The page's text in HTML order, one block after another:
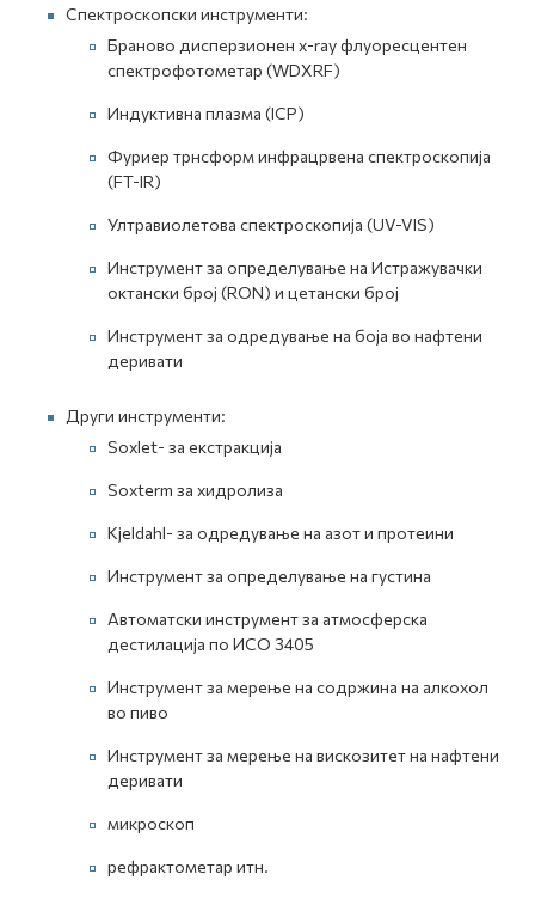
Спектроскопски инструменти:
Браново дисперзионен x-ray флуоресцентен
спектрофотометар (WDXRF)
Индуктивна плазма (ICP)
Фуриер трнсформ инфрацрвена спектроскопија
(FT-IR)
Ултравиолетова спектроскопија (UV-VIS)
Инструмент за определување на Истражувачки
октански број (RON) и цетански број
Инструмент за одредување на боја во нафтени
деривати
Други инструменти:
Soxlet- за екстракција
Soxterm за хидролиза
Kjeldahl- за одредување на азот и протеини
Инструмент за определување на густина
Автоматски инструмент за атмосферска
дестилација по ИСО 3405
Инструмент за мерење на содржина на алкохол
во пиво
Инструмент за мерење на вискозитет на нафтени
деривати
микроскоп
рефрактометар итн.